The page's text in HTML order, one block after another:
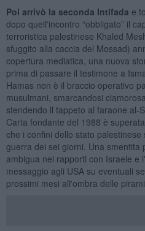
Poi arrivò la seconda Intifada e
dopo quell'incontro “obbligato” il
terroristica palestinese Khaled
sfuggito alla caccia del Mossad)
copertura mediatica, una nuova
prima di passare il testimone a
Hamas non è il braccio operativo
musulmani, smarcandosi
stendendo il tappeto al faraone al-
Carta fondante del 1988 è
che i confini dello stato
guerra dei sei giorni. Una smentita
ambigua nei rapporti con Israele e
messaggio agli USA su eventuali
prossimi mesi all'ombra delle